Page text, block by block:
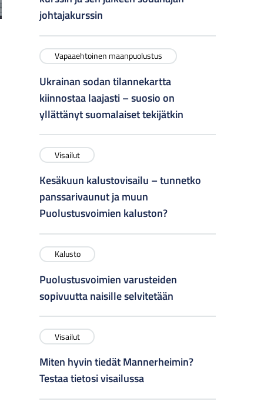
johtajakurssin
Vapaaehtoinen maanpuolustus
Ukrainan sodan tilannekartta
kiinnostaa laajasti – suosio on
yllättänyt suomalaiset tekijätkin
Visailut
Kesäkuun kalustovisailu – tunnetko
panssarivaunut ja muun
Puolustusvoimien kaluston?
Kalusto
Puolustusvoimien varusteiden
sopivuutta naisille selvitetään
Visailut
Miten hyvin tiedät Mannerheimin?
Testaa tietosi visailussa